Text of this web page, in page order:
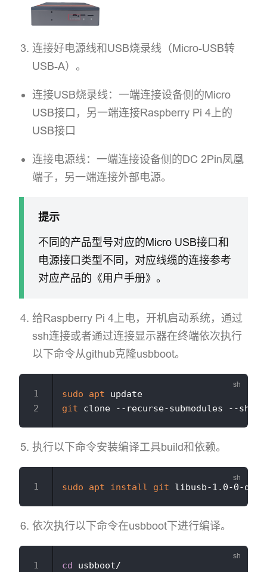
连接好电源线和USB烧录线（Micro-USB转
USB-A）。
连接USB烧录线：一端连接设备侧的Micro
USB接口，另一端连接Raspberry Pi 4上的
USB接口
连接电源线：一端连接设备侧的DC 2Pin凤凰
端子，另一端连接外部电源。
提示
不同的产品型号对应的Micro USB接口和
电源接口类型不同，对应线缆的连接参考
对应产品的《用户手册》。
给Raspberry Pi 4上电，开机启动系统，通过
ssh连接或者通过连接显示器在终端依次执行
以下命令从github克隆usbboot。
sudo apt
git clone --recurse-submodules --
执行以下命令安装编译工具build和依赖。
sudo apt install git libusb-1.0-0-
依次执行以下命令在usbboot下进行编译。
cd